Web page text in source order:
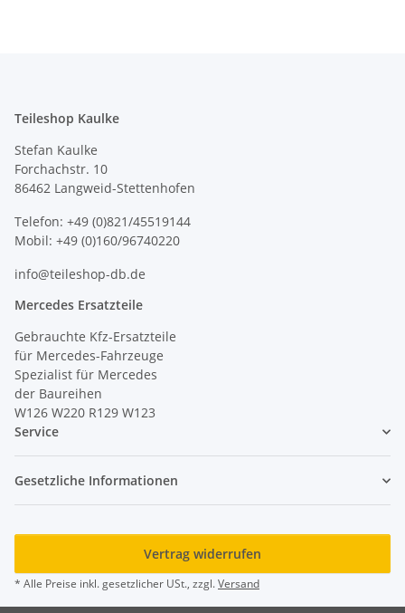
Teileshop Kaulke
Stefan Kaulke
Forchachstr. 10
86462 Langweid-Stettenhofen
Telefon: +49 (0)821/45519144
Mobil: +49 (0)160/96740220
info@teileshop-db.de
Mercedes Ersatzteile
Gebrauchte Kfz-Ersatzteile
für Mercedes-Fahrzeuge
Spezialist für Mercedes
der Baureihen
W126 W220 R129 W123
Service
Gesetzliche Informationen
Vertrag widerrufen
* Alle Preise inkl. gesetzlicher USt., zzgl.Versand